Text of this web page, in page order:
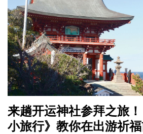
来趟开运神社参拜之旅
小旅行》教你在出游祈福